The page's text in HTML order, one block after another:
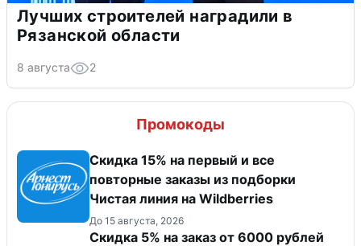
Лучших строителей наградили в
Рязанской области
8 августа 2
Промокоды
Скидка 15% на первый и все
повторные заказы из подборки
Чистая линия на Wildberries
До 15 августа, 2026
Скидка 5% на заказ от 6000 рублей